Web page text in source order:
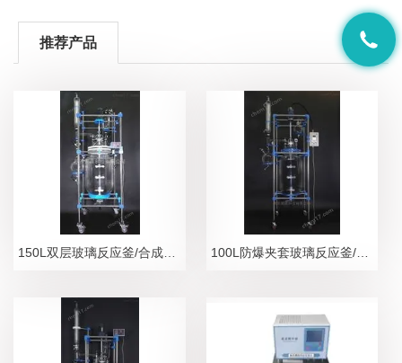
推荐产品
100L防爆夹套玻璃反应釜/隔爆安全防护设备